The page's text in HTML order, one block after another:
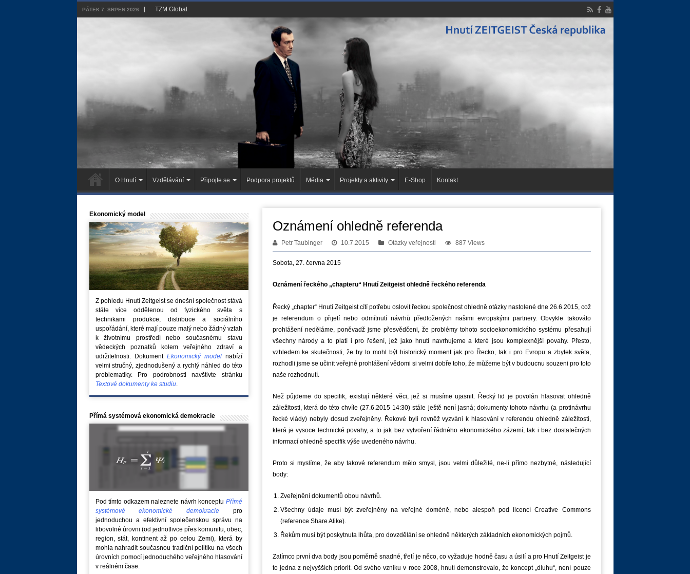
PÁTEK 7. SRPEN 2026 TZM Global
O Hnutí Vzdělávání Připojte se Podpora projektů Média Projekty a aktivity E-Shop Kontakt
Oznámení ohledně referenda
Petr Taubinger 10.7.2015 Otázky veřejnosti 887 Views
Sobota, 27. června 2015
Oznámení řeckého „chapteru“ Hnutí Zeitgeist ohledně řeckého referenda
Řecký „chapter“ Hnutí Zeitgeist cítí potřebu oslovit řeckou společnost ohledně otázky nastolené dne 26.6.2015, což
je referendum o přijetí nebo odmítnutí návrhů předložených našimi evropskými partnery. Obvykle takováto
prohlášení neděláme, poněvadž jsme přesvědčeni, že problémy tohoto socioekonomického systému přesahují
všechny národy a to platí i pro řešení, jež jako hnutí navrhujeme a které jsou komplexnější povahy. Přesto,
vzhledem ke skutečnosti, že by to mohl být historický moment jak pro Řecko, tak i pro Evropu a zbytek světa,
rozhodli jsme se učinit veřejné prohlášení vědomi si velmi dobře toho, že můžeme být v budoucnu souzeni pro toto
naše rozhodnutí.
Než půjdeme do specifik, existují některé věci, jež si musíme ujasnit. Řecký lid je povolán hlasovat ohledně
záležitosti, která do této chvíle (27.6.2015 14:30) stále ještě není jasná; dokumenty tohoto návrhu (a protinávrhu
řecké vlády) nebyly dosud zveřejněny. Řekové byli rovněž vyzváni k hlasování v referendu ohledně záležitosti,
která je vysoce technické povahy, a to jak bez vytvoření řádného ekonomického zázemí, tak i bez dostatečných
informací ohledně specifik výše uvedeného návrhu.
Proto si myslíme, že aby takové referendum mělo smysl, jsou velmi důležité, ne-li přímo nezbytné, následující
body:
Zveřejnění dokumentů obou návrhů.
Všechny údaje musí být zveřejněny na veřejné doméně, nebo alespoň pod licencí Creative Commons
(reference Share Alike).
Řekům musí být poskytnuta lhůta, pro dovzdělání se ohledně některých základních ekonomických pojmů.
Zatímco první dva body jsou poměrně snadné, třetí je něco, co vyžaduje hodně času a úsilí a pro Hnutí Zeitgeist je
to jedna z nejvyšších priorit. Od svého vzniku v roce 2008, hnutí demonstrovalo, že koncept „dluhu“, není pouze
Ekonomický model
Z pohledu Hnutí Zeitgeist se dnešní společnost stává
stále více oddělenou od fyzického světa s
technikami produkce, distribuce a sociálního
uspořádání, které mají pouze malý nebo žádný vztah
k životnímu prostředí nebo současnému stavu
vědeckých poznatků kolem veřejného zdraví a
udržitelnosti. Dokument Ekonomický modelnabízí
velmi stručný, zjednodušený a rychlý náhled do této
problematiky. Pro podrobnosti navštivte stránku
Textové dokumenty ke studiu.
Přímá systémová ekonomická demokracie
Pod tímto odkazem naleznete návrh konceptu Přímé
systémové ekonomické demokracie pro
jednoduchou a efektivní společenskou správu na
libovolné úrovni (od jednotlivce přes komunitu, obec,
region, stát, kontinent až po celou Zemi), která by
mohla nahradit současnou tradiční politiku na všech
úrovních pomocí jednoduchého veřejného hlasování
v reálném čase.